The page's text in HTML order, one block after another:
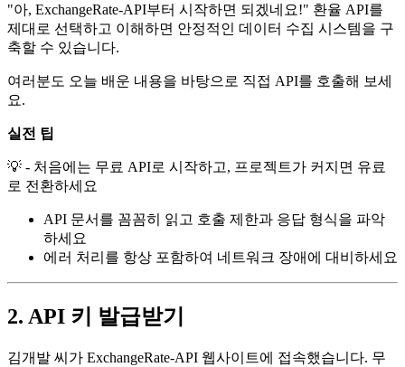
"아, ExchangeRate-API부터 시작하면 되겠네요!" 환율 API를
제대로 선택하고 이해하면 안정적인 데이터 수집 시스템을 구
축할 수 있습니다.
여러분도 오늘 배운 내용을 바탕으로 직접 API를 호출해 보세
요.
실전 팁
💡 - 처음에는 무료 API로 시작하고, 프로젝트가 커지면 유료
로 전환하세요
API 문서를 꼼꼼히 읽고 호출 제한과 응답 형식을 파악
하세요
에러 처리를 항상 포함하여 네트워크 장애에 대비하세요
2. API 키 발급받기
김개발 씨가 ExchangeRate-API 웹사이트에 접속했습니다. 무